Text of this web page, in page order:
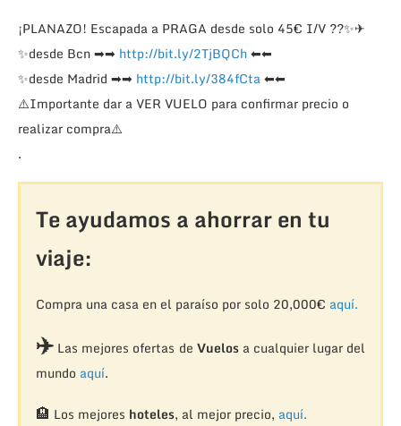
¡PLANAZO! Escapada a PRAGA desde solo 45€ I/V ??✨✈
✨desde Bcn➡➡ http://bit.ly/2TjBQCh⬅⬅
✨desde Madrid ➡➡ http://bit.ly/384fCta⬅⬅
⚠️Importante dar a VER VUELO para confirmar precio o
realizar compra⚠️
.
Te ayudamos a ahorrar en tu
viaje:
Compra una casa en el paraíso por solo 20,000€ aquí.
✈️Las mejores ofertas de Vuelosa cualquier lugar del
mundo aquí.
🏨 Los mejores hoteles, al mejor precio, aquí.